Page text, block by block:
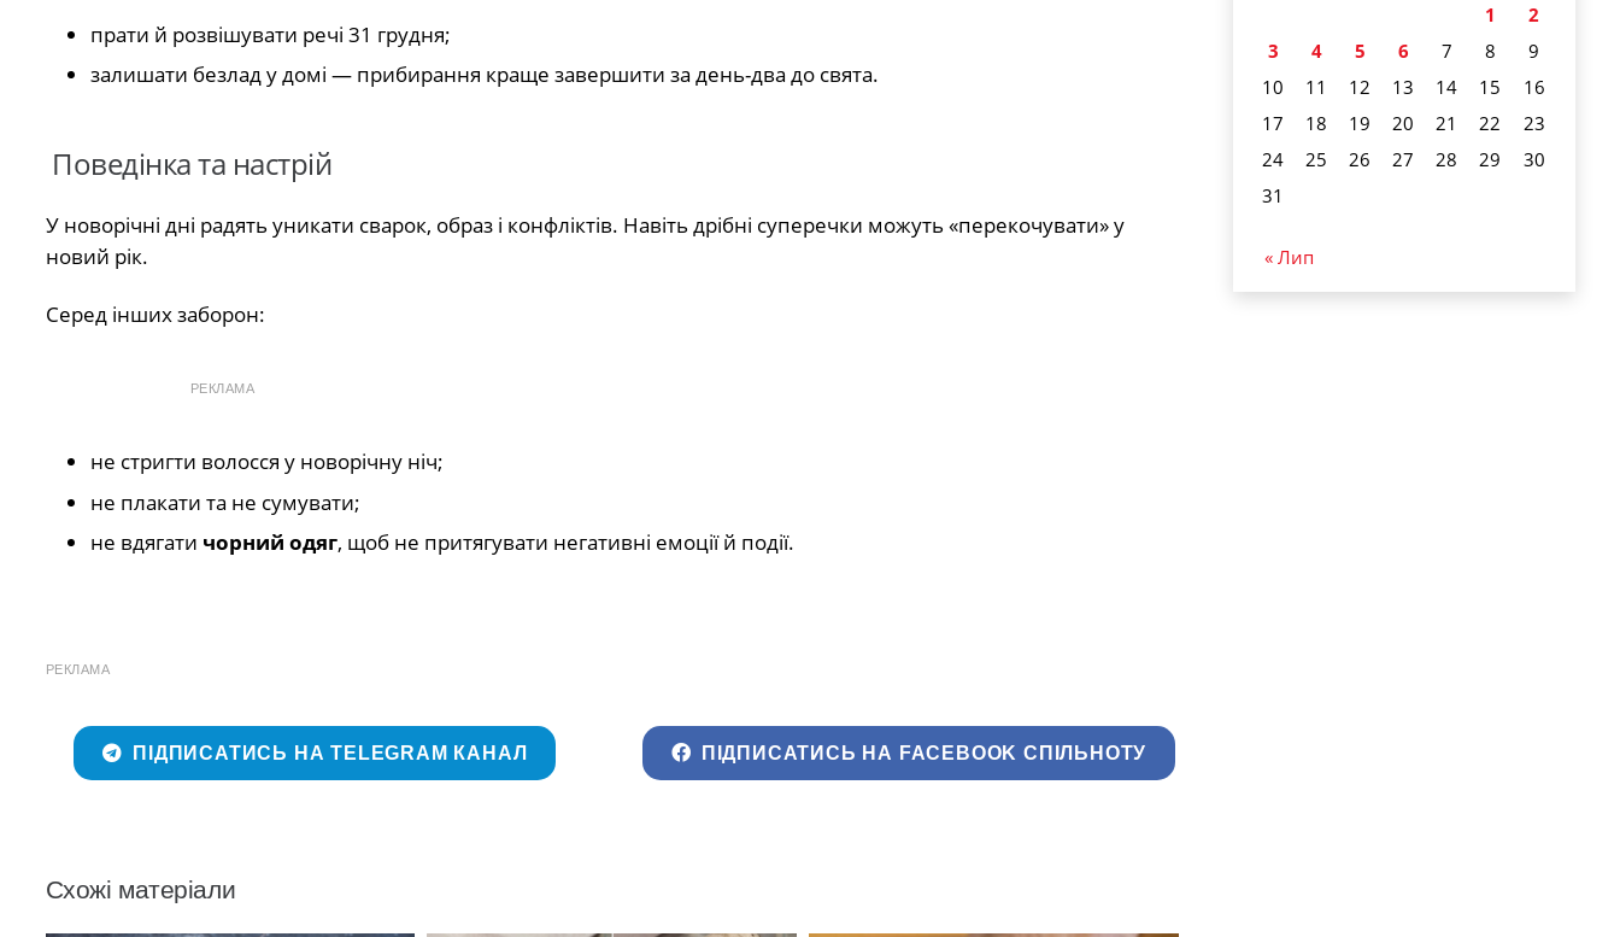
прати й розвішувати речі 31 грудня;
залишати безлад у домі — прибирання краще завершити за день-два до свята.
Поведінка та настрій
У новорічні дні радять уникати сварок, образ і конфліктів. Навіть дрібні суперечки можуть «перекочувати» у
новий рік.
Серед інших заборон:
РЕКЛАМА
не стригти волосся у новорічну ніч;
не плакати та не сумувати;
не вдягати чорний одяг, щоб не притягувати негативні емоції й події.
РЕКЛАМА
ПІДПИСАТИСЬ НА TELEGRAM КАНАЛ ПІДПИСАТИСЬ НА FACEBOOK СПІЛЬНОТУ
Схожі матеріали
1
2
3
4 5 6 7 8
9
10
11 12 13 14 15
16
17
18 19 20 21 22
23
24
25 26 27 28 29
30
31
« Лип